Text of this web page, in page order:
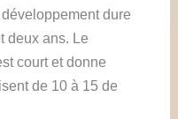
dure
deux ans. Le
court et donne
de 10 à 15 de